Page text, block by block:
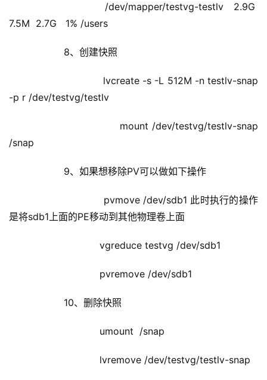
/dev/mapper/testvg-testlv   2.9G
7.5M  2.7G   1% /users
8、创建快照
lvcreate -s -L 512M -n testlv-snap
-p r /dev/testvg/testlv
mount /dev/testvg/testlv-snap
/snap
9、如果想移除PV可以做如下操作
pvmove /dev/sdb1 此时执行的操作
是将sdb1上面的PE移动到其他物理卷上面
vgreduce testvg /dev/sdb1
pvremove /dev/sdb1
10、删除快照
umount  /snap
lvremove /dev/testvg/testlv-snap